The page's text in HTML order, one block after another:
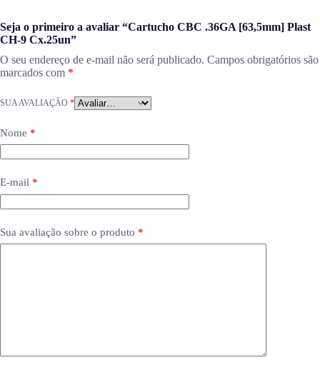
Seja o primeiro a avaliar “Cartucho CBC .36GA [63,5mm] Plast
CH-9 Cx.25un”
O seu endereço de e-mail não será publicado. Campos obrigatórios são
marcados com *
SUA AVALIAÇÃO *
Nome *
E-mail *
Sua avaliação sobre o produto *